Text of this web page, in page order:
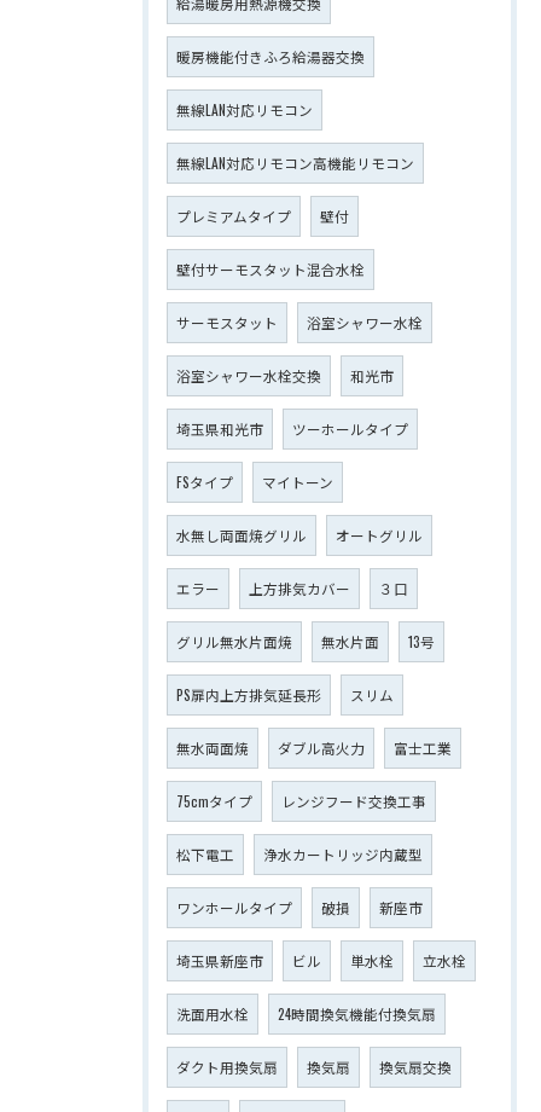
暖房機能付きふろ給湯器交換
無線LAN対応リモコン
無線LAN対応リモコン高機能リモコン
プレミアムタイプ 壁付
壁付サーモスタット混合水栓
サーモスタット 浴室シャワー水栓
浴室シャワー水栓交換 和光市
埼玉県和光市 ツーホールタイプ
FSタイプ マイトーン
水無し両面焼グリル オートグリル
エラー 上方排気カバー ３口
グリル無水片面焼 無水片面 13号
PS扉内上方排気延長形 スリム
無水両面焼 ダブル高火力 富士工業
75cmタイプ レンジフード交換工事
松下電工 浄水カートリッジ内蔵型
ワンホールタイプ 破損 新座市
埼玉県新座市 ビル 単水栓 立水栓
洗面用水栓 24時間換気機能付換気扇
ダクト用換気扇 換気扇 換気扇交換